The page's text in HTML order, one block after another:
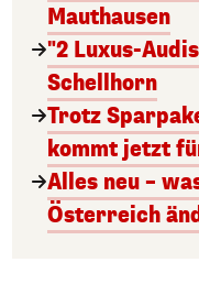
Mauthausen
"2 Luxus-
Schellhorn
Trotz
kommt jetzt
Alles neu –
Österreich